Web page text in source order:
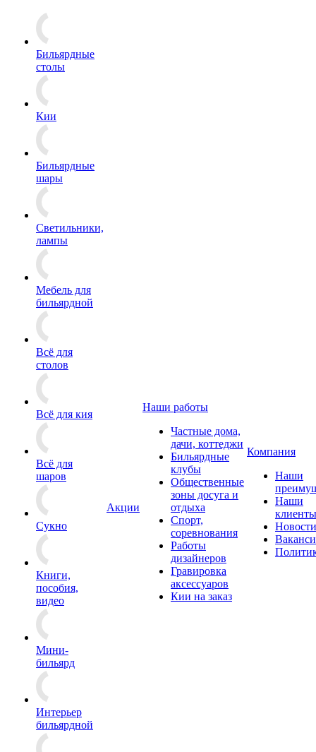
Бильярдные
столы
Кии
Бильярдные
шары
Светильники,
лампы
Мебель для
бильярдной
Всё для
столов
Всё для кия
Всё для
шаров
Сукно
Книги,
пособия,
видео
Мини-
бильярд
Интерьер
бильярдной
Акции
Наши работы
Частные дома,
дачи, коттеджи
Бильярдные
клубы
Общественные
зоны досуга и
отдыха
Спорт,
соревнования
Работы
дизайнеров
Гравировка
аксессуаров
Кии на заказ
Компания
Наши
Наши
клиенты
Новости